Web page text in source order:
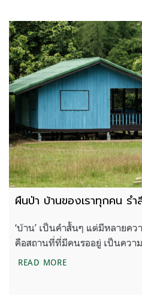
ผืนป่า บ้านของเราทุกคน ร
‘บ้าน’ เป็นคำสั้นๆ แต่มีหลายค
คือสถานที่ที่มีคนรออยู่ เป็นควา
READ MOREผืนป่า บ้านของเรา